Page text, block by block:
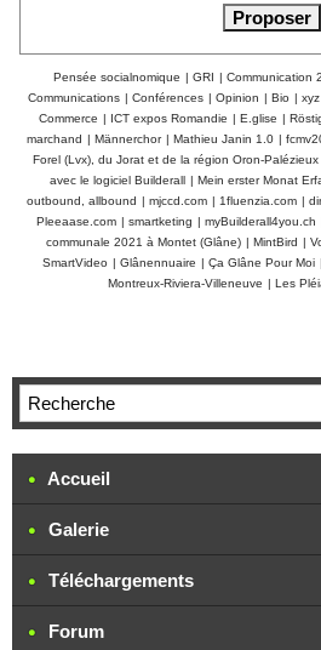
Pensée socialnomique | GRI | Communication
Communications | Conférences | Opinion | Bio |
Commerce | ICT expos Romandie | E.glise |
marchand | Männerchor | Mathieu Janin 1.0 |
Forel (Lvx), du Jorat et de la région Oron-Palézieux
avec le logiciel Builderall | Mein erster Monat
outbound, allbound | mjccd.com | 1fluenzia.com |
Pleeaase.com | smartketing | myBuilderall4you.ch
communale 2021 à Montet (Glâne) | MintBird |
SmartVideo | Glânennuaire | Ça Glâne Pour Moi |
Montreux-Riviera-Villeneuve | Les
Accueil
Galerie
Téléchargements
Forum